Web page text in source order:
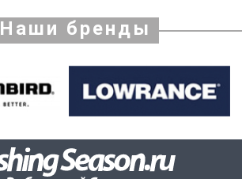
Наши бренды